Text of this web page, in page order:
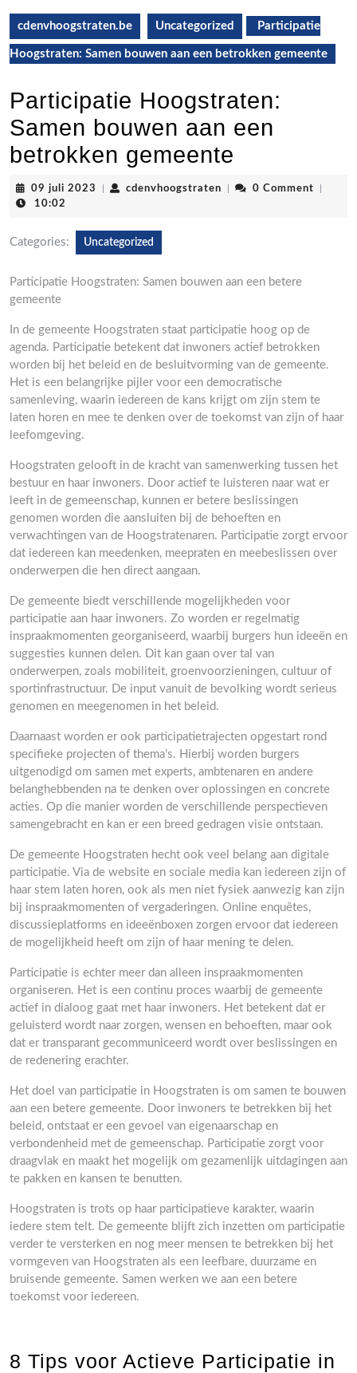
cdenvhoogstraten.be Uncategorized Participatie
Hoogstraten: Samen bouwen aan een betrokken gemeente
Participatie Hoogstraten:
Samen bouwen aan een
betrokken gemeente
09 juli 2023 09
cdenvhoogstraten cdenvhoogstraten
0 Comment
10:02
Categories: Uncategorized
Participatie Hoogstraten: Samen bouwen aan een betere
gemeente
In de gemeente Hoogstraten staat participatie hoog op de
agenda. Participatie betekent dat inwoners actief betrokken
worden bij het beleid en de besluitvorming van de gemeente.
Het is een belangrijke pijler voor een democratische
samenleving, waarin iedereen de kans krijgt om zijn stem te
laten horen en mee te denken over de toekomst van zijn of haar
leefomgeving.
Hoogstraten gelooft in de kracht van samenwerking tussen het
bestuur en haar inwoners. Door actief te luisteren naar wat er
leeft in de gemeenschap, kunnen er betere beslissingen
genomen worden die aansluiten bij de behoeften en
verwachtingen van de Hoogstratenaren. Participatie zorgt ervoor
dat iedereen kan meedenken, meepraten en meebeslissen over
onderwerpen die hen direct aangaan.
De gemeente biedt verschillende mogelijkheden voor
participatie aan haar inwoners. Zo worden er regelmatig
inspraakmomenten georganiseerd, waarbij burgers hun ideeën en
suggesties kunnen delen. Dit kan gaan over tal van
onderwerpen, zoals mobiliteit, groenvoorzieningen, cultuur of
sportinfrastructuur. De input vanuit de bevolking wordt serieus
genomen en meegenomen in het beleid.
Daarnaast worden er ook participatietrajecten opgestart rond
specifieke projecten of thema’s. Hierbij worden burgers
uitgenodigd om samen met experts, ambtenaren en andere
belanghebbenden na te denken over oplossingen en concrete
acties. Op die manier worden de verschillende perspectieven
samengebracht en kan er een breed gedragen visie ontstaan.
De gemeente Hoogstraten hecht ook veel belang aan digitale
participatie. Via de website en sociale media kan iedereen zijn of
haar stem laten horen, ook als men niet fysiek aanwezig kan zijn
bij inspraakmomenten of vergaderingen. Online enquêtes,
discussieplatforms en ideeënboxen zorgen ervoor dat iedereen
de mogelijkheid heeft om zijn of haar mening te delen.
Participatie is echter meer dan alleen inspraakmomenten
organiseren. Het is een continu proces waarbij de gemeente
actief in dialoog gaat met haar inwoners. Het betekent dat er
geluisterd wordt naar zorgen, wensen en behoeften, maar ook
dat er transparant gecommuniceerd wordt over beslissingen en
de redenering erachter.
Het doel van participatie in Hoogstraten is om samen te bouwen
aan een betere gemeente. Door inwoners te betrekken bij het
beleid, ontstaat er een gevoel van eigenaarschap en
verbondenheid met de gemeenschap. Participatie zorgt voor
draagvlak en maakt het mogelijk om gezamenlijk uitdagingen aan
te pakken en kansen te benutten.
Hoogstraten is trots op haar participatieve karakter, waarin
iedere stem telt. De gemeente blijft zich inzetten om participatie
verder te versterken en nog meer mensen te betrekken bij het
vormgeven van Hoogstraten als een leefbare, duurzame en
bruisende gemeente. Samen werken we aan een betere
toekomst voor iedereen.
8 Tips voor Actieve Participatie in